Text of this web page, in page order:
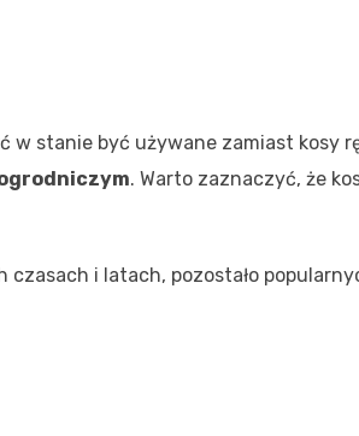
w stanie być używane zamiast kosy
. Warto zaznaczyć, że
czasach i latach, pozostało